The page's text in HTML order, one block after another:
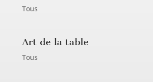
Tous
Art de la table
Tous